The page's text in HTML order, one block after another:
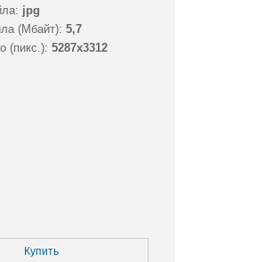
jpg
(Мбайт): 5,7
(пикс.): 5287x3312
Купить